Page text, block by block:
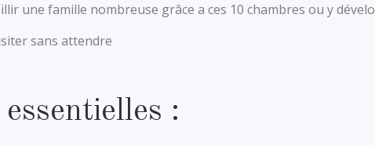
une famille nombreuse grâce a ces 10 chambres ou y
sans attendre
: